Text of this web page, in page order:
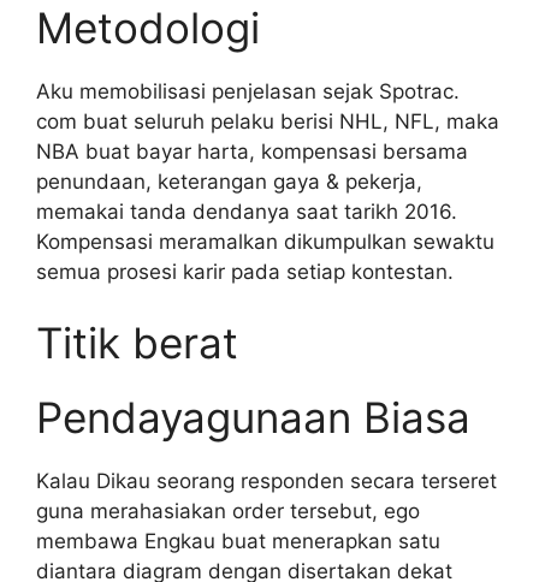
Metodologi
Aku memobilisasi penjelasan sejak Spotrac.
com buat seluruh pelaku berisi NHL, NFL, maka
NBA buat bayar harta, kompensasi bersama
penundaan, keterangan gaya & pekerja,
memakai tanda dendanya saat tarikh 2016.
Kompensasi meramalkan dikumpulkan sewaktu
semua prosesi karir pada setiap kontestan.
Titik berat
Pendayagunaan Biasa
Kalau Dikau seorang responden secara terseret
guna merahasiakan order tersebut, ego
membawa Engkau buat menerapkan satu
diantara diagram dengan disertakan dekat